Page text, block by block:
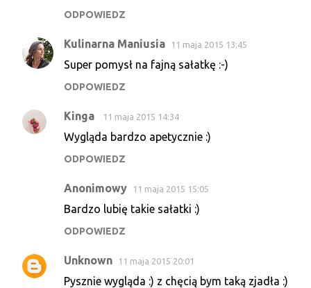
n
t
z
ODPOWIEDZ
Kulinarna Maniusia 11 maja 2015 13:45
Super pomysł na fajną sałatkę :-)
ODPOWIEDZ
Kinga 11 maja 2015 14:34
Wygląda bardzo apetycznie :)
ODPOWIEDZ
Anonimowy 11 maja 2015 15:05
Bardzo lubię takie sałatki :)
ODPOWIEDZ
Unknown 11 maja 2015 20:01
Pysznie wygląda :) z chęcią bym taką zjadła :)